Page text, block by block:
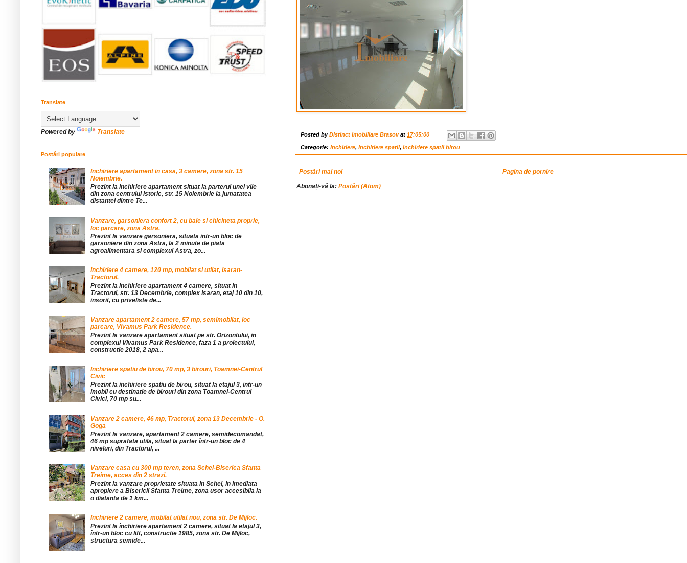
Posted byDistinct Imobiliare Brasov at 17:05:00
Categorie: Inchiriere, Inchiriere spatii, Inchiriere spatii birou
Postări mai noi
Pagina de pornire
Abonați-vă la: Postări (Atom)
Translate
Powered by Translate
Postări populare
Inchiriere apartament in casa, 3 camere, zona str. 15
Noiembrie.
Prezint la inchiriere apartament situat la parterul unei vile
din zona centrului istoric, str. 15 Noiembrie la jumatatea
distantei dintre Te...
Vanzare, garsoniera confort 2, cu baie si chicineta proprie,
loc parcare, zona Astra.
Prezint la vanzare garsoniera, situata intr-un bloc de
garsoniere din zona Astra, la 2 minute de piata
agroalimentara si complexul Astra, zo...
Inchiriere 4 camere, 120 mp, mobilat si utilat, Isaran-
Tractorul.
Prezint la inchiriere apartament 4 camere, situat in
Tractorul, str. 13 Decembrie, complex Isaran, etaj 10 din 10,
insorit, cu priveliste de...
Vanzare apartament 2 camere, 57 mp, semimobilat, loc
parcare, Vivamus Park Residence.
Prezint la vanzare apartament situat pe str. Orizontului, in
complexul Vivamus Park Residence, faza 1 a proiectului,
constructie 2018, 2 apa...
Inchiriere spatiu de birou, 70 mp, 3 birouri, Toamnei-Centrul
Civic
Prezint la inchiriere spatiu de birou, situat la etajul 3, intr-un
imobil cu destinatie de birouri din zona Toamnei-Centrul
Civici, 70 mp su...
Vanzare 2 camere, 46 mp, Tractorul, zona 13 Decembrie - O.
Goga
Prezint la vanzare, apartament 2 camere, semidecomandat,
46 mp suprafata utila, situat la parter într-un bloc de 4
niveluri, din Tractorul, ...
Vanzare casa cu 300 mp teren, zona Schei-Biserica Sfanta
Treime, acces din 2 strazi.
Prezint la vanzare proprietate situata in Schei, in imediata
apropiere a Bisericii Sfanta Treime, zona usor accesibila la
o diatanta de 1 km...
Inchiriere 2 camere, mobilat utilat nou, zona str. De Mijloc.
Prezint la închiriere apartament 2 camere, situat la etajul 3,
într-un bloc cu lift, constructie 1985, zona str. De Mijloc,
structura semide...